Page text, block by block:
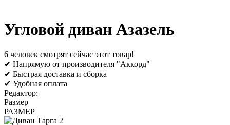
Угловой диван Азазель
6 человек смотрят сейчас этот товар!
✔ Напрямую от производителя "Аккорд"
✔ Быстрая доставка и сборка
✔ Удобная оплата
Редактор:
Размер
РАЗМЕР